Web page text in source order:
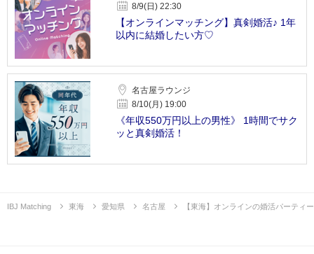
8/9(日) 22:30
【オンラインマッチング】真剣婚活♪ 1年
以内に結婚したい方♡
名古屋ラウンジ
8/10(月) 19:00
《年収550万円以上の男性》 1時間でサク
ッと真剣婚活！
IBJ Matching 東海 愛知県 名古屋 【東海】オンラインの婚活パーティー